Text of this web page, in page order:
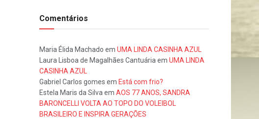
Comentários
Maria Élida Machado em UMA LINDA CASINHA AZUL
Laura Lisboa de Magalhães Cantuária em UMA LINDA
CASINHA AZUL
Gabriel Carlos gomes em Está com frio?
Estela Maris da Silva em AOS 77 ANOS, SANDRA
BARONCELLI VOLTA AO TOPO DO VOLEIBOL
BRASILEIRO E INSPIRA GERAÇÕES